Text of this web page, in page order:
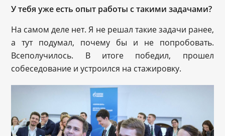
У тебя уже есть опыт работы с такими задачами?
На самом деле нет. Я не решал такие задачи ранее,
а тут подумал, почему бы и не попробовать.
Всеполучилось. В итоге победил, прошел
собеседование и устроился на стажировку.